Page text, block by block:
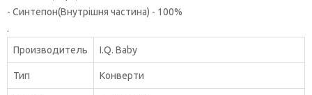
- Синтепон(Внутрішня частина) - 100%
.
Производитель
I.Q. Baby
Тип Конверти